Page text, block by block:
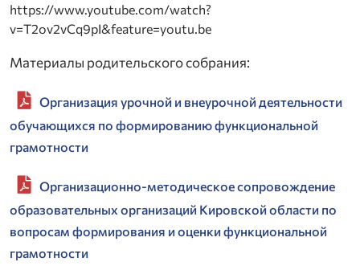
https://www.youtube.com/watch?
v=T2ov2vCq9pI&feature=youtu.be
Материалы родительского собрания:
Организация урочной и внеурочной деятельности
обучающихся по формированию функциональной
грамотности
Организационно-методическое сопровождение
образовательных организаций Кировской области по
вопросам формирования и оценки функциональной
грамотности